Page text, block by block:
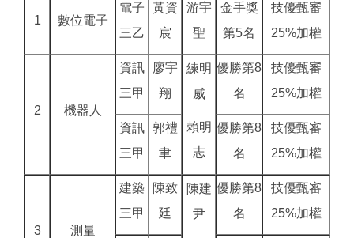
1 數位電子
電子
三乙
黃資
宸
游宇
聖
金手獎
第5名
技優甄審
25%加權
2 機器人
資訊
三甲
廖宇
翔
練明
威
賴明
志
優勝第8
名
技優甄審
25%加權
資訊
三甲
郭禮
聿
優勝第8
名
技優甄審
25%加權
3 測量
建築
三甲
陳致
廷
陳建
尹
優勝第8
名
技優甄審
25%加權